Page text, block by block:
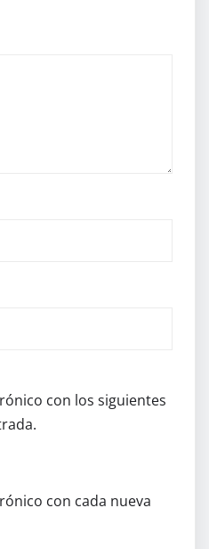
con los siguientes
con cada nueva